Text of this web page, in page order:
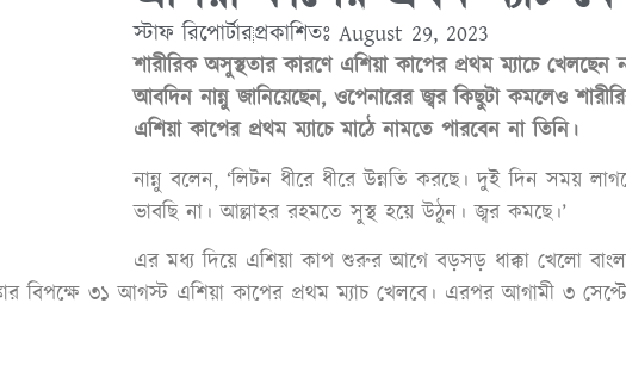
স্টাফ রিপোর্টারপ্রকাশিতঃ August 29, 2023
শারীরিক অসুস্থতার কারণে এশিয়া কাপের প্রথম ম্যাচে খেলছেন
আবদিন নান্নু জানিয়েছেন, ওপেনারের জ্বর কিছুটা কমলেও
এশিয়া কাপের প্রথম ম্যাচে মাঠে নামতে পারবেন না তিনি।
নান্নু বলেন, ‘লিটন ধীরে ধীরে উন্নতি করছে। দুই দিন সময়
ভাবছি না। আল্লাহর রহমতে সুস্থ হয়ে উঠুন। জ্বর কমছে।’
এর মধ্য দিয়ে এশিয়া কাপ শুরুর আগে বড়সড় ধাক্কা খেলো
বিপক্ষে ৩১ আগস্ট এশিয়া কাপের প্রথম ম্যাচ খেলবে। এরপর আগামী ৩